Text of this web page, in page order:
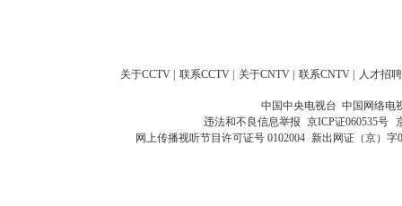
关于CCTV 联系CCTV 关于CNTV 联系CNTV 人才招聘
中国中央电视台 中国网络电
违法和不良信息举报 京ICP证060535号
网上传播视听节目许可证号 0102004 新出网证（京）